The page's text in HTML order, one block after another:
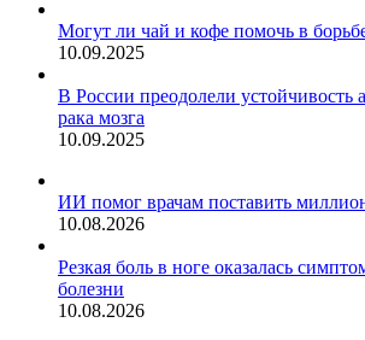
Могут ли чай и кофе помочь в
10.09.2025
В России преодолели устойчивость
рака мозга
10.09.2025
ИИ помог врачам поставить
10.08.2026
Резкая боль в ноге оказалась
болезни
10.08.2026